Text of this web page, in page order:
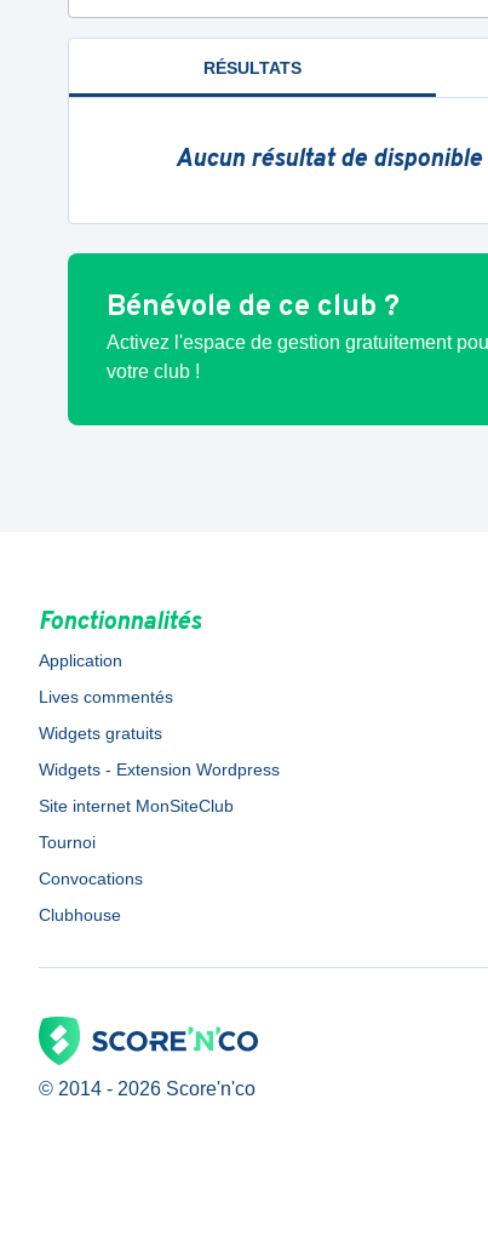
RÉSULTATS
Aucun résultat de
Bénévole de ce club ?
Activez l'espace de gestion gratuitement
votre club !
Fonctionnalités
Application
Lives commentés
Widgets gratuits
Widgets - Extension Wordpress
Site internet MonSiteClub
Tournoi
Convocations
Clubhouse
© 2014 - 2026 Score'n'co